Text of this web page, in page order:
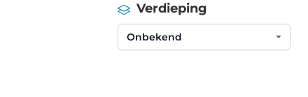
Verdieping